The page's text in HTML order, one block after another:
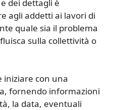
dei dettagli è
agli addetti ai lavori di
quale sia il problema
sulla collettività o
iniziare con una
fornendo informazioni
la data, eventuali